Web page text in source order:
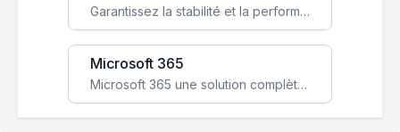
Garantissez la stabilité et la performance de votre entreprise avec une infrastructure IT sécurisée et évolutive.
Microsoft 365
Microsoft 365 une solution complète qui booste votre productivité, renforce la sécurité de vos données et facilite la collaboration.